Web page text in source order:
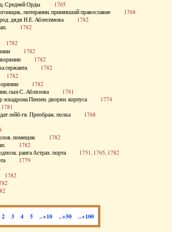
Средней Орды 1765
лютеранин, принявший православие 1768
дядя Н.Е. Аблесимова 1782
1782
1782
1782
дворянин 1782
сержанта 1782
1782
1782
сын С. Аблязова 1781
эскадрона Пензен. дворян. корпуса 1774
1781
лейб-гв. Преображ. полка 1768
помещик 1782
1782
ранга Астрах. порта 1751, 1765, 1782
1779
1782
2 3 4 5 ..+10 ..+50 ..+100